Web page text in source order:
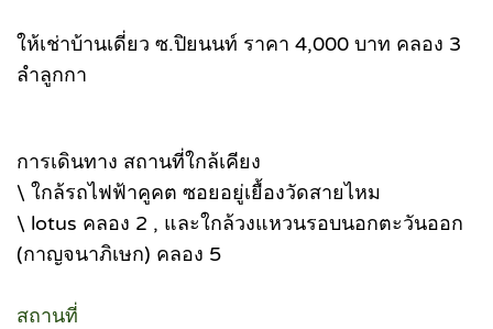
ให้เช่าบ้านเดี่ยว ซ.ปิยนนท์ ราคา 4,000 บาท คลอง 3
ลำลูกกา
การเดินทาง สถานที่ใกล้เคียง
\ ใกล้รถไฟฟ้าคูคต ซอยอยู่เยื้องวัดสายไหม
\ lotus คลอง 2 , และใกล้วงแหวนรอบนอกตะวันออก
(กาญจนาภิเษก) คลอง 5
สถานที่